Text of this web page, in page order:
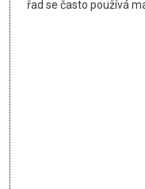
řad se často používá